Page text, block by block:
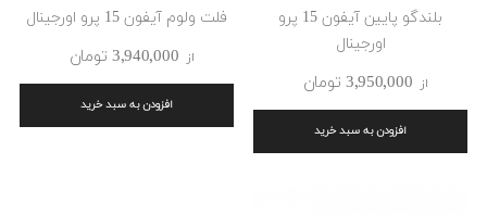
بلندگو پایین آیفون 15 پرو
اورجینال
از 3٬950٬000 ‎تومان
افزودن به سبد خرید
فلت ولوم آیفون 15 پرو اورجینال
از 3٬940٬000 ‎تومان
افزودن به سبد خرید